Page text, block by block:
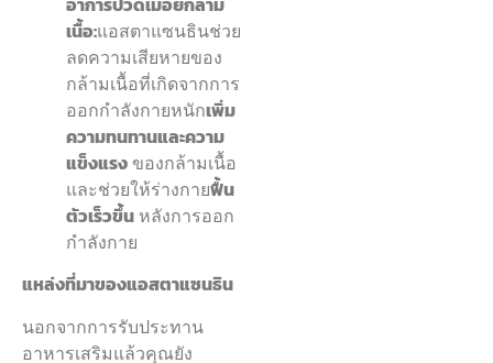
เนื้อ:แอสตาแซนธินช่วย
ลดความเสียหายของ
กล้ามเนื้อที่เกิดจากการ
ออกกำลังกายหนักเพิ่ม
ความทนทานและความ
แข็งแรง ของกล้ามเนื้อ
และช่วยให้ร่างกายฟื้น
ตัวเร็วขึ้น หลังการออก
กำลังกาย
แหล่งที่มาของแอสตาแซนธิน
นอกจากการรับประทาน
อาหารเสริมแล้วคุณยัง